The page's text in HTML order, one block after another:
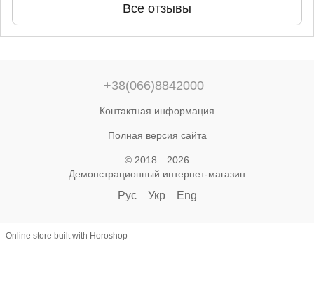
Все отзывы
+38(066)8842000
Контактная информация
Полная версия сайта
© 2018—2026
Демонстрационный интернет-магазин
Рус Укр Eng
Online store built with Horoshop